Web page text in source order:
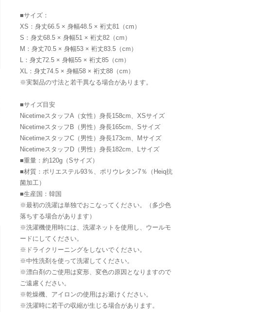
■サイズ：
XS：身丈66.5 × 身幅48.5 × 裄丈81（cm）
S：身丈68.5 × 身幅51 × 裄丈82（cm）
M：身丈70.5 × 身幅53 × 裄丈83.5（cm）
L：身丈72.5 × 身幅55 × 裄丈85（cm）
XL：身丈74.5 × 身幅58 × 裄丈88（cm）
※実製品の寸法と若干異なる場合があります。
■サイズ目安
NicetimeスタッフA（女性）身長158cm、XSサイズ
NicetimeスタッフB（男性）身長165cm、Sサイズ
NicetimeスタッフC（男性）身長173cm、Mサイズ
NicetimeスタッフD（男性）身長182cm、Lサイズ
■重量：約120g（Sサイズ）
■材質：ポリエステル93％、ポリウレタン7％（Heiq抗
菌加工）
■生産国：韓国
※最初の洗濯は単独でおこなってください。（多少色
落ちする場合があります）
※洗濯機使用時には、洗濯ネットを使用し、ウールモ
ードにしてください。
※ドライクリーニングをしないでください。
※中性洗剤を使って洗濯してください。
※漂白剤のご使用は変形、変色の原因となりますので
ご遠慮ください。
※乾燥機、アイロンの使用はお避けください。
※洗濯時に若干の収縮が生じる場合があります。